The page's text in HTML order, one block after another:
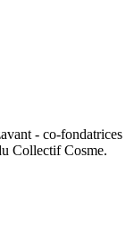
- co-fondatrices
Collectif Cosme.